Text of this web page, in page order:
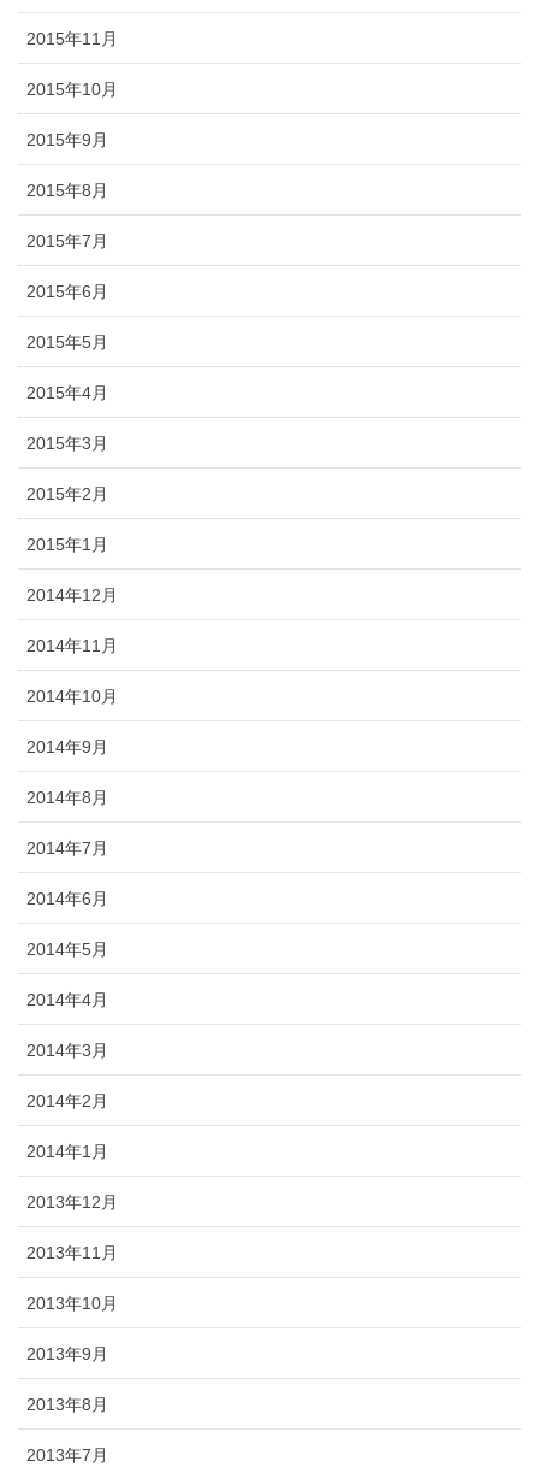
2015年11月
2015年10月
2015年9月
2015年8月
2015年7月
2015年6月
2015年5月
2015年4月
2015年3月
2015年2月
2015年1月
2014年12月
2014年11月
2014年10月
2014年9月
2014年8月
2014年7月
2014年6月
2014年5月
2014年4月
2014年3月
2014年2月
2014年1月
2013年12月
2013年11月
2013年10月
2013年9月
2013年8月
2013年7月